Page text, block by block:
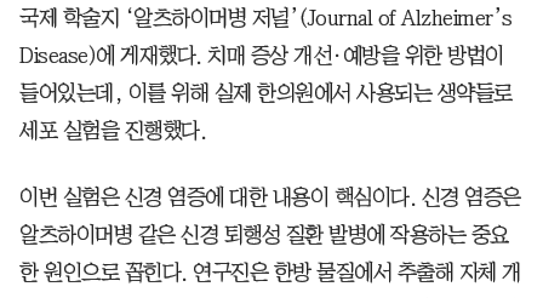
국제 학술지 ‘알츠하이머병 저널’(Journal of Alzheimer’s
Disease)에 게재했다. 치매 증상 개선·예방을 위한 방법이
들어있는데, 이를 위해 실제 한의원에서 사용되는 생약들로
세포 실험을 진행했다.
이번 실험은 신경 염증에 대한 내용이 핵심이다. 신경 염증은
알츠하이머병 같은 신경 퇴행성 질환 발병에 작용하는 중요
한 원인으로 꼽힌다. 연구진은 한방 물질에서 추출해 자체 개